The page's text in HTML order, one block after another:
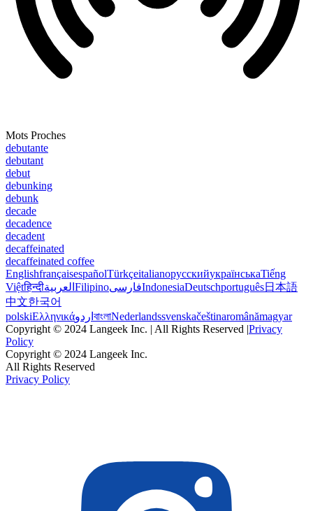
Mots Proches
debutante
debutant
debut
debunking
debunk
decade
decadence
decadent
decaffeinated
decaffeinated coffee
EnglishfrançaisespañolTürkçeitalianoрусскийукраїнськаTiếng
Việtहिन्दीالعربية FilipinoفارسیIndonesiaDeutschportuguês日本語
中文한국어
polskiΕλληνικάاردو বাংলাNederlandssvenskačeštinaromânămagyar
Copyright © 2024 Langeek Inc. | All Rights Reserved |Privacy
Policy
Copyright © 2024 Langeek Inc.
All Rights Reserved
Privacy Policy